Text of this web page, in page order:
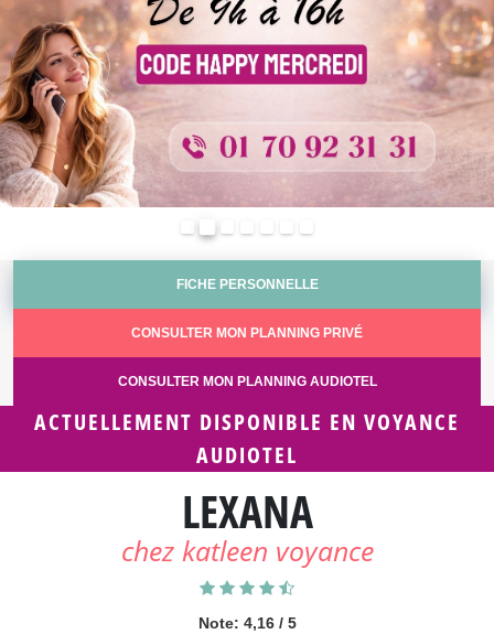
FICHE PERSONNELLE
CONSULTER MON PLANNING PRIVÉ
CONSULTER MON PLANNING AUDIOTEL
ACTUELLEMENT DISPONIBLE EN VOYANCE
AUDIOTEL
LEXANA
chez katleen voyance
Note: 4,16 / 5